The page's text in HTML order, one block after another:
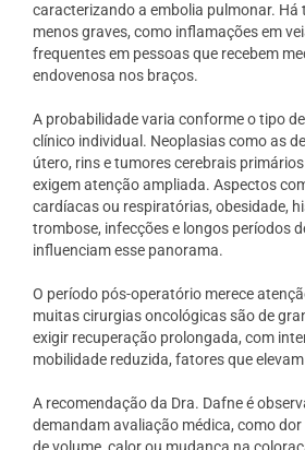
caracterizando a embolia pulmonar. Há
menos graves, como inflamações em
frequentes em pessoas que recebem
endovenosa nos braços.
A probabilidade varia conforme o tipo
clínico individual. Neoplasias como as
útero, rins e tumores cerebrais
exigem atenção ampliada. Aspectos
cardíacas ou respiratórias, obesidade,
trombose, infecções e longos períodos
influenciam esse panorama.
O período pós-operatório merece
muitas cirurgias oncológicas são de
exigir recuperação prolongada, com
mobilidade reduzida, fatores que
A recomendação da Dra. Dafne é
demandam avaliação médica, como